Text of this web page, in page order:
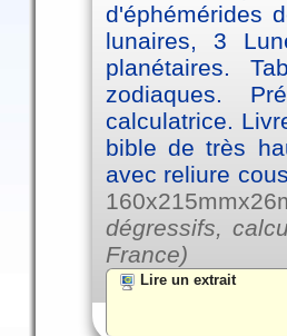
d'éphémérides
lunaires, 3
planétaires.
zodiaques.
calculatrice.
bible de très
avec reliure
dégressifs,
France)
Lire un extrait